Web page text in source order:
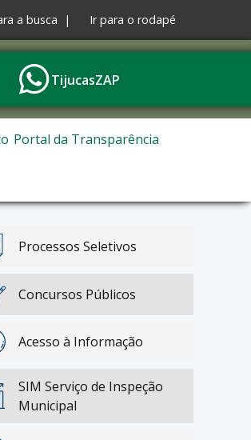
a busca | Ir para o rodapé
TijucasZAP
Portal da Transparência
Processos Seletivos
Concursos Públicos
Acesso à Informação
SIM Serviço de Inspeção
Municipal